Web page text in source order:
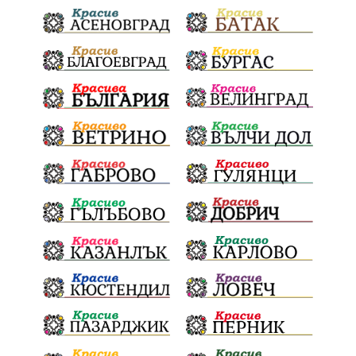
благотворителна инициатива
Електронният прием започва Дънката
Ще има ли присъда Ден на отворените врати
стопанство „Храна от село“ Карола Карова
„Отваряне на града към морето“
Негодна за пиене вода във Варненско
цялостно обновяване Музеъ на мозайките
и прилежащия парк в Девня